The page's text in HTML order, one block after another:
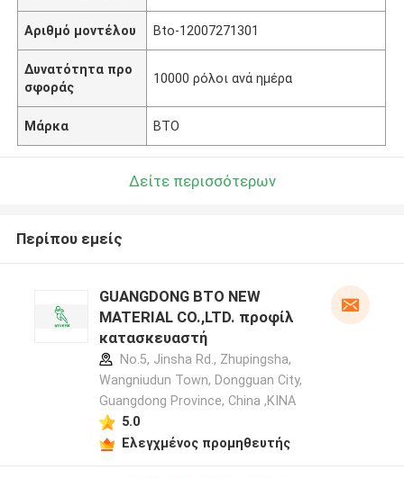
Αριθμό μοντέλου Bto-12007271301
Δυνατότητα προ
σφοράς
10000 ρόλοι ανά ημέρα
Μάρκα BTO
Δείτε περισσότερων
Περίπου εμείς
GUANGDONG BTO NEW
MATERIAL CO.,LTD. προφίλ
κατασκευαστή
No.5, Jinsha Rd., Zhupingsha,
Wangniudun Town, Dongguan City,
Guangdong Province, China ,ΚΙΝΑ
5.0
Ελεγχμένος προμηθευτής